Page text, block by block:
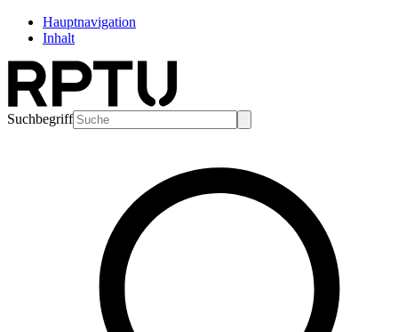
Hauptnavigation
Inhalt
Suchbegriff